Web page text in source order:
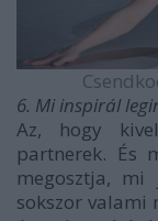
6. Mi inspirál
Az, hogy
partnerek. És
megosztja,
sokszor valami